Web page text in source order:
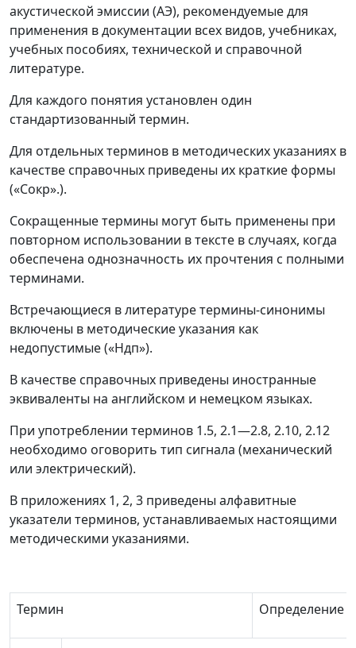
акустической эмиссии (АЭ), рекомендуемые для
применения в документации всех видов, учебниках,
учебных пособиях, технической и справочной
литературе.
Для каждого понятия установлен один
стандартизованный термин.
Для отдельных терминов в методических указаниях в
качестве справочных приведены их краткие формы
(«Сокр».).
Сокращенные термины могут быть применены при
повторном использовании в тексте в случаях, когда
обеспечена однозначность их прочтения с полными
терминами.
Встречающиеся в литературе термины-синонимы
включены в методические указания как
недопустимые («Ндп»).
В качестве справочных приведены иностранные
эквиваленты на английском и немецком языках.
При употреблении терминов 1.5, 2.1—2.8, 2.10, 2.12
необходимо оговорить тип сигнала (механический
или электрический).
В приложениях 1, 2, 3 приведены алфавитные
указатели терминов, устанавливаемых настоящими
методическими указаниями.
Термин Определение